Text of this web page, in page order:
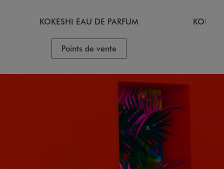
KOKESHI EAU DE PARFUM
Points de vente